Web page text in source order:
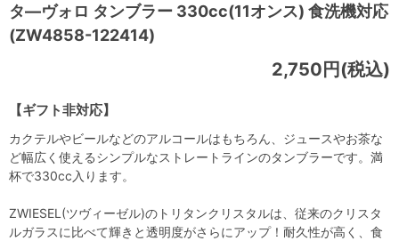
タ―ヴォロ タンブラー 330cc(11オンス) 食洗機対応
(ZW4858-122414)
【ギフト非対応】
2,750円(税込)
カクテルやビールなどのアルコールはもちろん、ジュースやお茶な
ど幅広く使えるシンプルなストレートラインのタンブラーです。満
杯で330cc入ります。
ZWIESEL(ツヴィーゼル)のトリタンクリスタルは、従来のクリスタ
ルガラスに比べて輝きと透明度がさらにアップ！耐久性が高く、食